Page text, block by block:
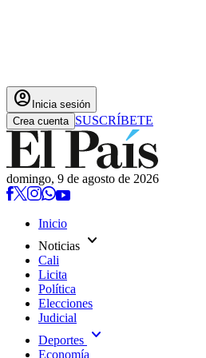
account_circle Inicia sesión
Crea cuenta SUSCRÍBETE
domingo, 9 de agosto de 2026
Inicio
Noticias expand_more
Cali
Licita
Política
Elecciones
Judicial
Deportes expand_more
Economía